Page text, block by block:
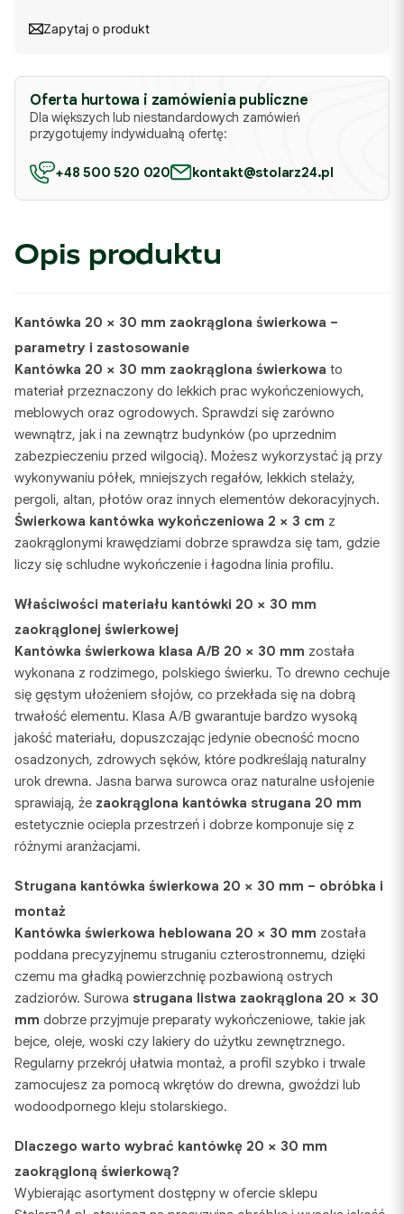
Zapytaj o produkt
Oferta hurtowa i zamówienia publiczne
Dla większych lub niestandardowych zamówień
przygotujemy indywidualną ofertę:
+48 500 520 020 kontakt@stolarz24.pl
Opis produktu
Kantówka 20 × 30 mm zaokrąglona świerkowa –
parametry i zastosowanie
Kantówka 20 × 30 mm zaokrąglona świerkowa to
materiał przeznaczony do lekkich prac wykończeniowych,
meblowych oraz ogrodowych. Sprawdzi się zarówno
wewnątrz, jak i na zewnątrz budynków (po uprzednim
zabezpieczeniu przed wilgocią). Możesz wykorzystać ją przy
wykonywaniu półek, mniejszych regałów, lekkich stelaży,
pergoli, altan, płotów oraz innych elementów dekoracyjnych.
Świerkowa kantówka wykończeniowa 2 × 3 cm z
zaokrąglonymi krawędziami dobrze sprawdza się tam, gdzie
liczy się schludne wykończenie i łagodna linia profilu.
Właściwości materiału kantówki 20 × 30 mm
zaokrąglonej świerkowej
Kantówka świerkowa klasa A/B 20 × 30 mm została
wykonana z rodzimego, polskiego świerku. To drewno cechuje
się gęstym ułożeniem słojów, co przekłada się na dobrą
trwałość elementu. Klasa A/B gwarantuje bardzo wysoką
jakość materiału, dopuszczając jedynie obecność mocno
osadzonych, zdrowych sęków, które podkreślają naturalny
urok drewna. Jasna barwa surowca oraz naturalne usłojenie
sprawiają, że zaokrąglona kantówka strugana 20 mm
estetycznie ociepla przestrzeń i dobrze komponuje się z
różnymi aranżacjami.
Strugana kantówka świerkowa 20 × 30 mm – obróbka i
montaż
Kantówka świerkowa heblowana 20 × 30 mm została
poddana precyzyjnemu struganiu czterostronnemu, dzięki
czemu ma gładką powierzchnię pozbawioną ostrych
zadziorów. Surowa strugana listwa zaokrąglona 20 × 30
mm dobrze przyjmuje preparaty wykończeniowe, takie jak
bejce, oleje, woski czy lakiery do użytku zewnętrznego.
Regularny przekrój ułatwia montaż, a profil szybko i trwale
zamocujesz za pomocą wkrętów do drewna, gwoździ lub
wodoodpornego kleju stolarskiego.
Dlaczego warto wybrać kantówkę 20 × 30 mm
zaokrągloną świerkową?
Wybierając asortyment dostępny w ofercie sklepu